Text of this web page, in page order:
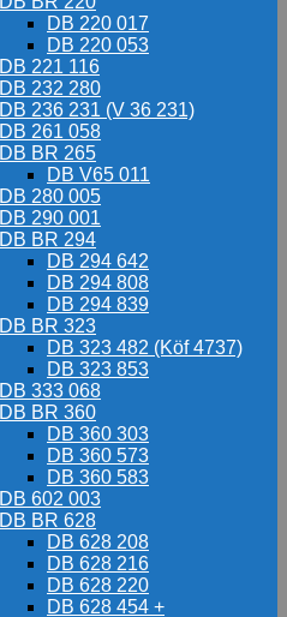
DB 220 017
DB 220 053
DB 221 116
DB 232 280
DB 236 231 (V 36 231)
DB 261 058
DB BR 265
DB V65 011
DB 280 005
DB 290 001
DB BR 294
DB 294 642
DB 294 808
DB 294 839
DB BR 323
DB 323 482 (Köf 4737)
DB 323 853
DB 333 068
DB BR 360
DB 360 303
DB 360 573
DB 360 583
DB 602 003
DB BR 628
DB 628 208
DB 628 216
DB 628 220
DB 628 454 +